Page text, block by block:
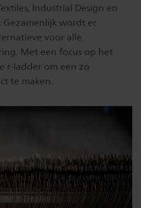
Industrial Design en
Gezamenlijk wordt er
voor alle
Met een focus op het
r-ladder om een zo
te maken.